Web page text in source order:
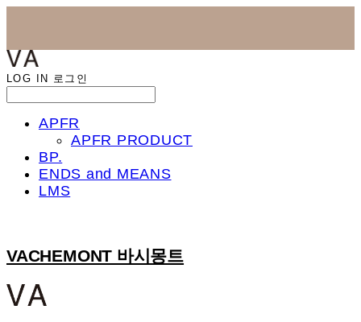
LOG IN 로그인
APFR
APFR PRODUCT
BP.
ENDS and MEANS
LMS
VACHEMONT 바시몽트